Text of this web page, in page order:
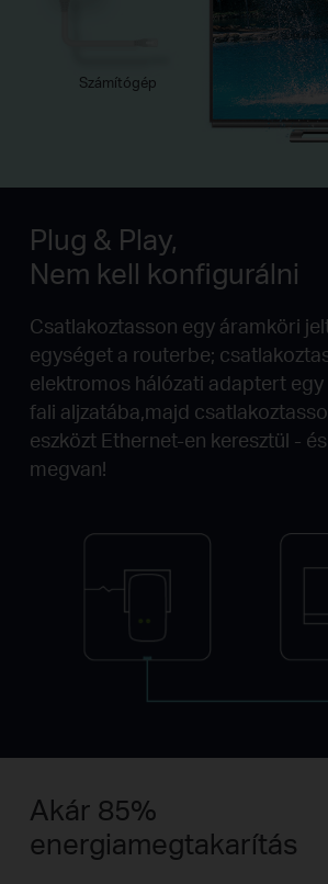
Számítógép
Plug & Play,
Nem kell konfigurálni
Csatlakoztasson egy áramköri
egységet a routerbe;
elektromos hálózati adaptert egy
fali aljzatába,majd
eszközt Ethernet-en keresztül -
megvan!
Akár 85%
energiamegtakarítás